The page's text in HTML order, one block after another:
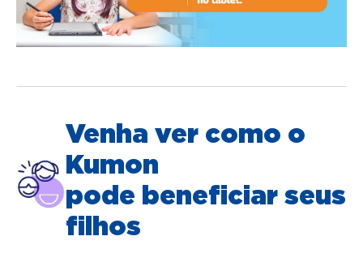
Venha ver como o
Kumon
pode beneficiar seus
filhos